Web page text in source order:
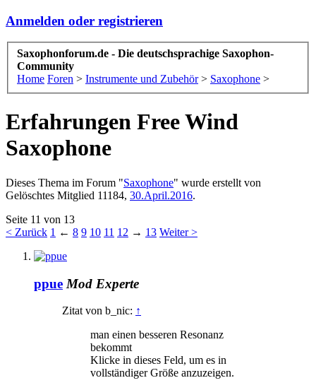
Anmelden oder registrieren
Saxophonforum.de - Die deutschsprachige Saxophon-
Community
Home Foren > Instrumente und Zubehör > Saxophone >
Erfahrungen Free Wind
Saxophone
Dieses Thema im Forum "Saxophone" wurde erstellt von
Gelöschtes Mitglied 11184, 30.April.2016.
Seite 11 von 13
< Zurück 1 ← 8 9 10 11 12 → 13 Weiter >
ppue Mod Experte
Zitat von b_nic: ↑
man einen besseren Resonanz
bekommt
Klicke in dieses Feld, um es in
vollständiger Größe anzuzeigen.